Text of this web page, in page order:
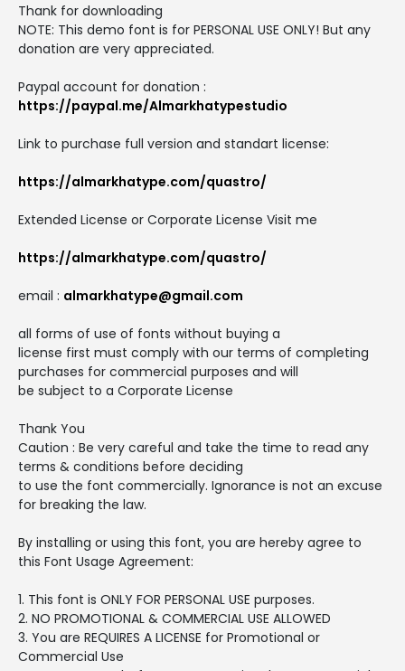
Thank for downloading
NOTE: This demo font is for PERSONAL USE ONLY! But any
donation are very appreciated.
Paypal account for donation :
https://paypal.me/Almarkhatypestudio
Link to purchase full version and standart license:
https://almarkhatype.com/quastro/
Extended License or Corporate License Visit me
https://almarkhatype.com/quastro/
email : almarkhatype@gmail.com
all forms of use of fonts without buying a
license first must comply with our terms of completing
purchases for commercial purposes and will
be subject to a Corporate License
Thank You
Caution : Be very careful and take the time to read any
terms & conditions before deciding
to use the font commercially. Ignorance is not an excuse
for breaking the law.
By installing or using this font, you are hereby agree to
this Font Usage Agreement:
1. This font is ONLY FOR PERSONAL USE purposes.
2. NO PROMOTIONAL & COMMERCIAL USE ALLOWED
3. You are REQUIRES A LICENSE for Promotional or
Commercial Use